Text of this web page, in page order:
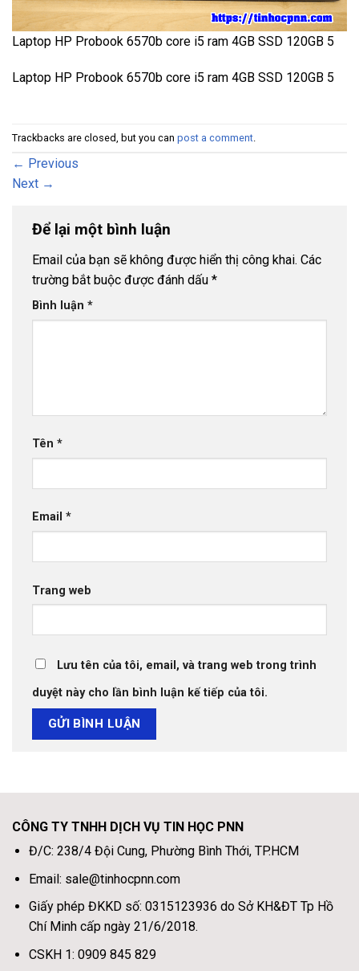
Laptop HP Probook 6570b core i5 ram 4GB SSD 120GB 5
Laptop HP Probook 6570b core i5 ram 4GB SSD 120GB 5
Trackbacks are closed, but you can post a comment
← Previous
Next →
Để lại một bình luận
Email của bạn sẽ không được hiển thị công khai. Các
trường bắt buộc được đánh dấu *
Bình luận *
Tên *
Email *
Trang web
Lưu tên của tôi, email, và trang web trong trình
duyệt này cho lần bình luận kế tiếp của tôi.
CÔNG TY TNHH DỊCH VỤ TIN HỌC PNN
Đ/C: 238/4 Đội Cung, Phường Bình Thới, TP.HCM
Email: sale@tinhocpnn.com
Giấy phép ĐKKD số: 0315123936 do Sở KH&ĐT Tp Hồ
Chí Minh cấp ngày 21/6/2018.
CSKH 1: 0909 845 829